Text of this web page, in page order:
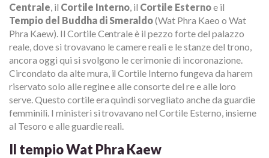
Centrale , il Cortile Interno , il Cortile Esternoe il
Tempio del Buddha di Smeraldo(Wat Phra Kaeo o Wat
Phra Kaew). Il Cortile Centrale è il pezzo forte del palazzo
reale, dove si trovavano le camere reali e le stanze del trono,
ancora oggi qui si svolgono le cerimonie di incoronazione.
Circondato da alte mura, il Cortile Interno fungeva da harem
riservato solo alle regine e alle consorte del re e alle loro
serve. Questo cortile era quindi sorvegliato anche da guardie
femminili. I ministeri si trovavano nel Cortile Esterno, insieme
al Tesoro e alle guardie reali.
Il tempio Wat Phra Kaew